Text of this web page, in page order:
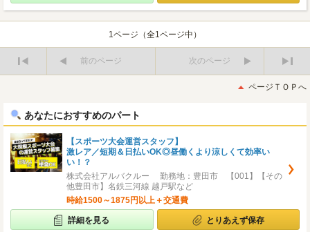
1ページ（全1ページ中）
前のページ
次のページ
後
ページＴＯＰへ
あなたにおすすめのパート
【スポーツ大会運営スタッフ】
激レア／短期＆日払いOK◎昼働くより涼しくて効率い
い！？
株式会社アルバクルー 勤務地：豊田市 【001】【その
他豊田市】名鉄三河線 越戸駅など
時給1500～1875円以上＋交通費
詳細を見る とりあえず保存